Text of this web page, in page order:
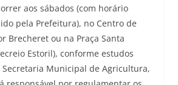
aos sábados (com horário
pela Prefeitura), no Centro de
Brecheret ou na Praça Santa
Estoril), conforme estudos
Municipal de Agricultura,